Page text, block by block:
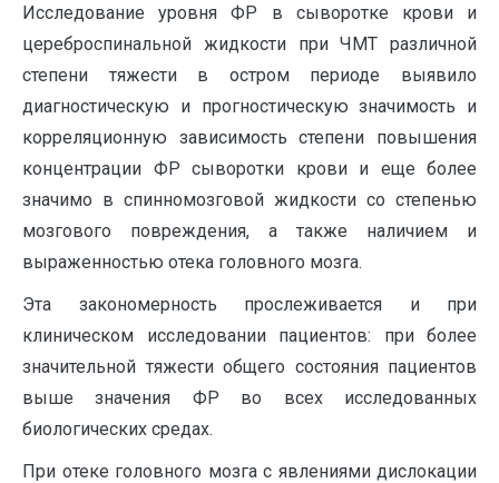
Исследование уровня ФР в сыворотке крови и
цереброспинальной жидкости при ЧМТ различной
степени тяжести в остром периоде выявило
диагностическую и прогностическую значимость и
корреляционную зависимость степени повышения
концентрации ФР сыворотки крови и еще более
значимо в спинномозговой жидкости со степенью
мозгового повреждения, а также наличием и
выраженностью отека головного мозга.
Эта закономерность прослеживается и при
клиническом исследовании пациентов: при более
значительной тяжести общего состояния пациентов
выше значения ФР во всех исследованных
биологических средах.
При отеке головного мозга с явлениями дислокации